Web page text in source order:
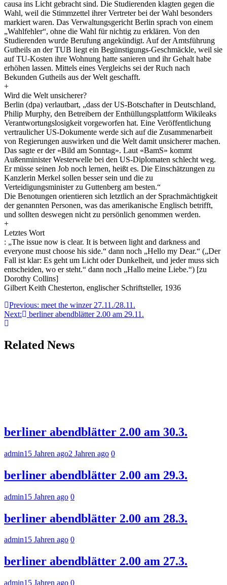
causa ins Licht gebracht sind. Die Studierenden klagten gegen die
Wahl, weil die Stimmzettel ihrer Vertreter bei der Wahl besonders
markiert waren. Das Verwaltungsgericht Berlin sprach von einem
„Wahlfehler“, ohne die Wahl für nichtig zu erklären. Von den
Studierenden wurde Berufung angekündigt. Auf der Amtsführung
Gutheils an der TUB liegt ein Begünstigungs-Geschmäckle, weil sie
auf TU-Kosten ihre Wohnung hatte sanieren und ihr Gehalt habe
erhöhen lassen. Mittels eines Vergleichs sei der Ruch nach
Bekunden Gutheils aus der Welt geschafft.
+
Wird die Welt unsicherer?
Berlin (dpa) verlautbart, „dass der US-Botschafter in Deutschland,
Philip Murphy, den Betreibern der Enthüllungsplattform Wikileaks
Verantwortungslosigkeit vorgeworfen hat. Eine Veröffentlichung
vertraulicher US-Dokumente werde sich auf die Zusammenarbeit
von Regierungen auswirken und die Welt damit unsicherer machen.
Das sagte er der «Bild am Sonntag». Laut «BamS» kommt
Außenminister Westerwelle bei den US-Diplomaten schlecht weg.
Er müsse seinen Job noch lernen, heißt es. Die Einschätzungen zu
Kanzlerin Merkel sollen besser sein und die zu
Verteidigungsminister zu Guttenberg am besten.“
Die Benotungen orientieren sich letztlich an der Sprachmächtigkeit
der genannten Personen, was das amerikanische Englisch betrifft,
und sollten deswegen nicht zu persönlich genommen werden.
+
Letztes Wort
: „The issue now is clear. It is between light and darkness and
everyone must choose his side.“ dann noch „Hello my Dear.“ („Der
Fall ist klar: Es geht um Licht oder Dunkelheit, und jeder muss sich
entscheiden, wo er steht.“ dann noch „Hallo meine Liebe.“) [zu
Dorothy Collins]
Gilbert Keith Chesterton, englischer Schriftsteller, 1936
Beitragsnavigation
Previous: meet the winzer 27.11./28.11.
Next:
berliner abendblätter 2.00 am 29.11.
Related News
berliner abendblätter 2.00 am 30.3.
admin15 Jahren ago2 Jahren ago 0
berliner abendblätter 2.00 am 29.3.
admin15 Jahren ago 0
berliner abendblätter 2.00 am 28.3.
admin15 Jahren ago 0
berliner abendblätter 2.00 am 27.3.
admin15 Jahren ago 0